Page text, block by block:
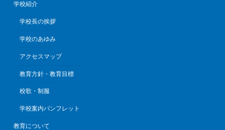
学校紹介
学校長の挨拶
学校のあゆみ
アクセスマップ
教育方針・教育目標
校歌・制服
学校案内パンフレット
教育について